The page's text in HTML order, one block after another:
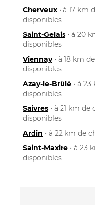
Cherveux • à 17 km
disponibles
Saint-Gelais • à 20
disponibles
Viennay• à 18 km
disponibles
Azay-le-Brûlé • à
disponibles
Saivres • à 21 km
disponibles
Ardin • à 22 km de
Saint-Maxire • à 23
disponibles